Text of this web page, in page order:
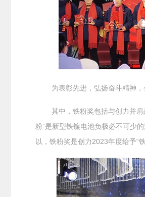
为表彰先进，弘扬奋斗精神，
其中，铁粉奖包括与创力并肩
粉”是新型铁镍电池负极必不可少
以，铁粉奖是创力2023年度给予“